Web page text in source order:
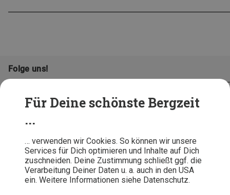
Für Deine schönste Bergzeit
...
… verwenden wir Cookies. So können wir unsere
Services für Dich optimieren und Inhalte auf Dich
zuschneiden. Deine Zustimmung schließt ggf. die
Verarbeitung Deiner Daten u. a. auch in den USA
ein. Weitere Informationen siehe Datenschutz.
Folge uns!